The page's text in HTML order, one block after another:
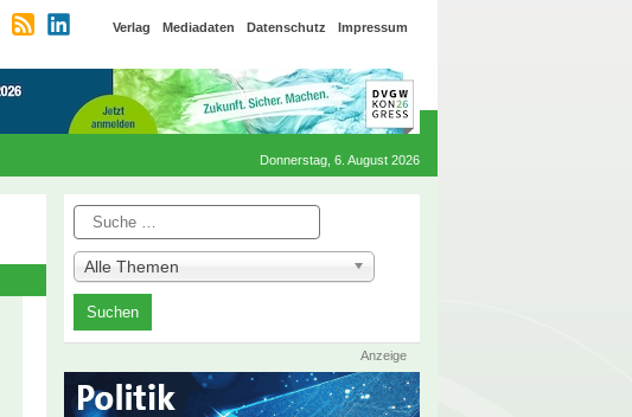
Verlag Mediadaten Datenschutz Impressum
Donnerstag, 6. August 2026
Suche
Alle Themen
Anzeige